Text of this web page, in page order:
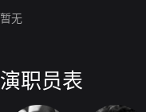
暂无
演职员表